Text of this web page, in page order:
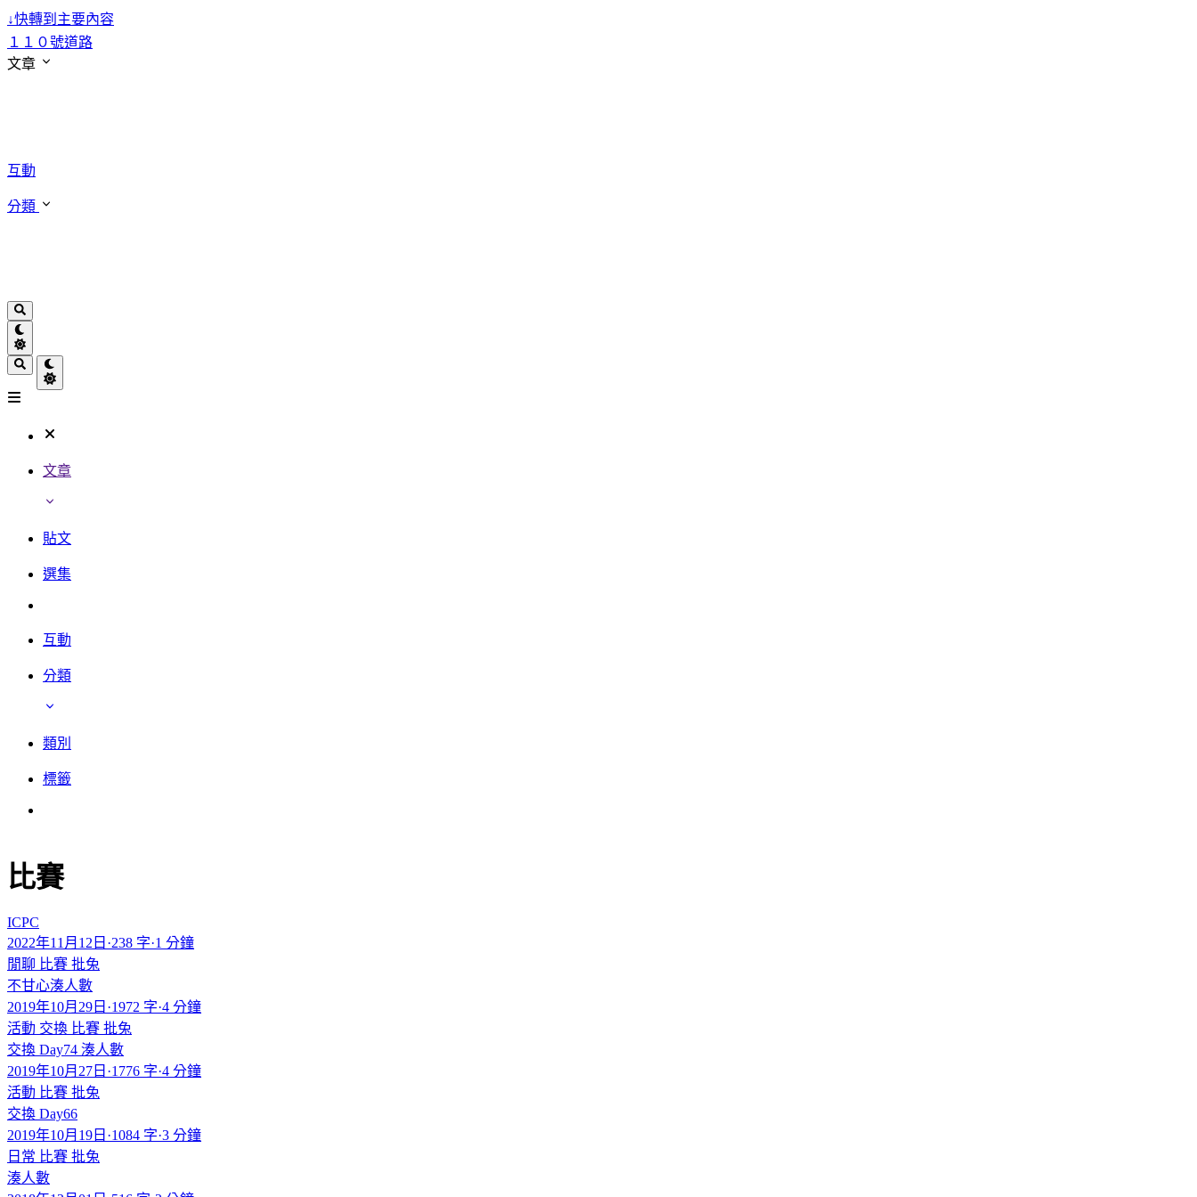
↓快轉到主要內容
１１０號道路
文章
互動
分類
文章
貼文
選集
互動
分類
類別
標籤
比賽
ICPC
2022年11月12日 ·238 字·1 分鐘
閒聊 比賽 批兔
不甘心湊人數
2019年10月29日 ·1972 字·4 分鐘
活動 交換 比賽 批兔
交換 Day74 湊人數
2019年10月27日 ·1776 字·4 分鐘
活動 比賽 批兔
交換 Day66
2019年10月19日 ·1084 字·3 分鐘
日常 比賽 批兔
湊人數